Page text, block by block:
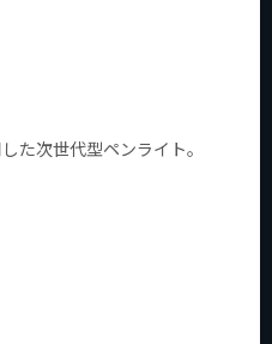
た次世代型ペンライト。